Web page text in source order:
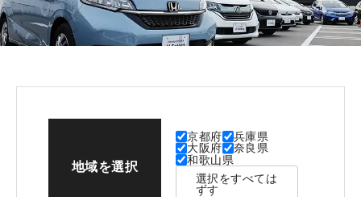
地域を選択
京都府
兵庫県
大阪府
奈良県
和歌山県
選択をすべては
ずす